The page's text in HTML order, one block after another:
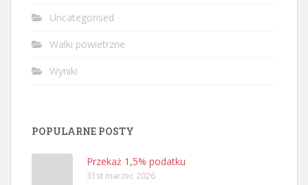
Uncategorised
Walki powietrzne
Wyniki
POPULARNE POSTY
Przekaż 1,5% podatku
31st marzec 2026